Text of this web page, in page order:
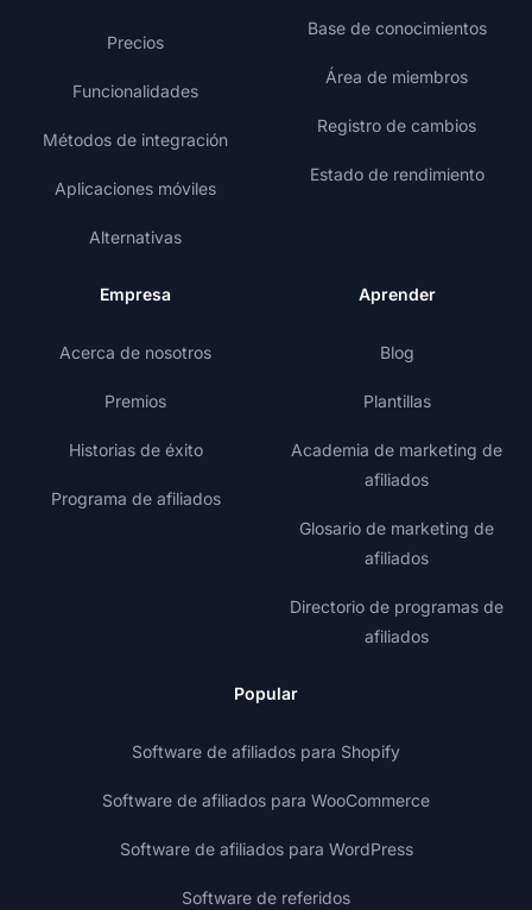
Precios
Funcionalidades
Métodos de integración
Aplicaciones móviles
Alternativas
Base de conocimientos
Área de miembros
Registro de cambios
Estado de rendimiento
Empresa
Acerca de nosotros
Premios
Historias de éxito
Programa de afiliados
Aprender
Blog
Plantillas
Academia de marketing de
afiliados
Glosario de marketing de
afiliados
Directorio de programas de
afiliados
Popular
Software de afiliados para Shopify
Software de afiliados para WooCommerce
Software de afiliados para WordPress
Software de referidos